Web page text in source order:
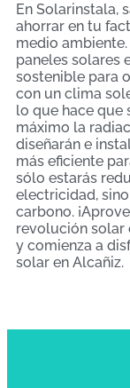
En Solarinstala,
ahorrar en tu
medio
paneles solares
sostenible para
con un clima
lo que hace que
máximo la
diseñarán e
más eficiente
sólo estarás
electricidad,
carbono.
revolución solar
y comienza a
solar en Alcañiz.